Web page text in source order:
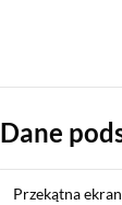
Dane
Przekątna